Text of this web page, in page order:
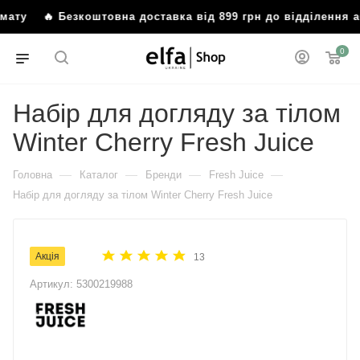
🔥 Безкоштовна доставка від 899 грн до відділення
0
Набір для догляду за тілом
Winter Cherry Fresh Juice
Головна — Каталог — Бренди — Fresh Juice —
Набір для догляду за тілом Winter Cherry Fresh Juice
Акція 13
Артикул: 5300219988